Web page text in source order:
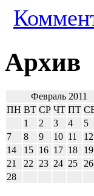
Архив
Февраль 2011
ПН ВТ СР ЧТ ПТ
1
2 3 4 5
7
8 9 10 11 12
14
15 16 17 18 19
21
22 23 24 25 26
28